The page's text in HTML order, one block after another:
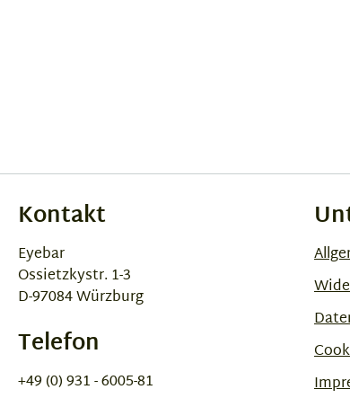
Kontakt
Eyebar
Ossietzkystr. 1-3
D-97084 Würzburg
Telefon
+49 (0) 931 - 6005-81